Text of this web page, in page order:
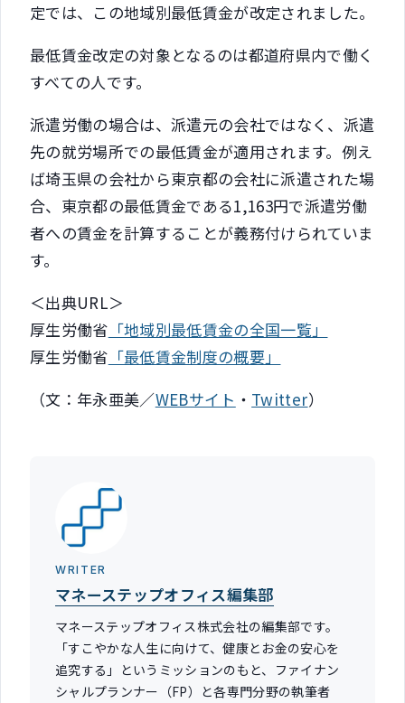
定では、この地域別最低賃金が改定されました。
最低賃金改定の対象となるのは都道府県内で働く
すべての人です。
派遣労働の場合は、派遣元の会社ではなく、派遣
先の就労場所での最低賃金が適用されます。例え
ば埼玉県の会社から東京都の会社に派遣された場
合、東京都の最低賃金である1,163円で派遣労働
者への賃金を計算することが義務付けられていま
す。
＜出典URL＞
厚生労働省 「地域別最低賃金の全国一覧」
厚生労働省 「最低賃金制度の概要」
（文：年永亜美／WEBサイト ・ Twitter）
WRITER
マネーステップオフィス編集部
マネーステップオフィス株式会社の編集部です。
「すこやかな人生に向けて、健康とお金の安心を
追究する」というミッションのもと、ファイナン
シャルプランナー（FP）と各専門分野の執筆者